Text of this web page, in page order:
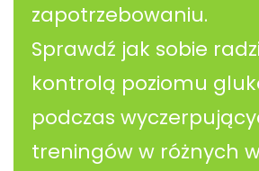
zapotrzebowaniu.
Sprawdź jak sobie
kontrolą poziomu
podczas
treningów w różnych